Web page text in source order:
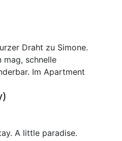
Draht zu Simone.
mag, schnelle
Im Apartment
A little paradise.